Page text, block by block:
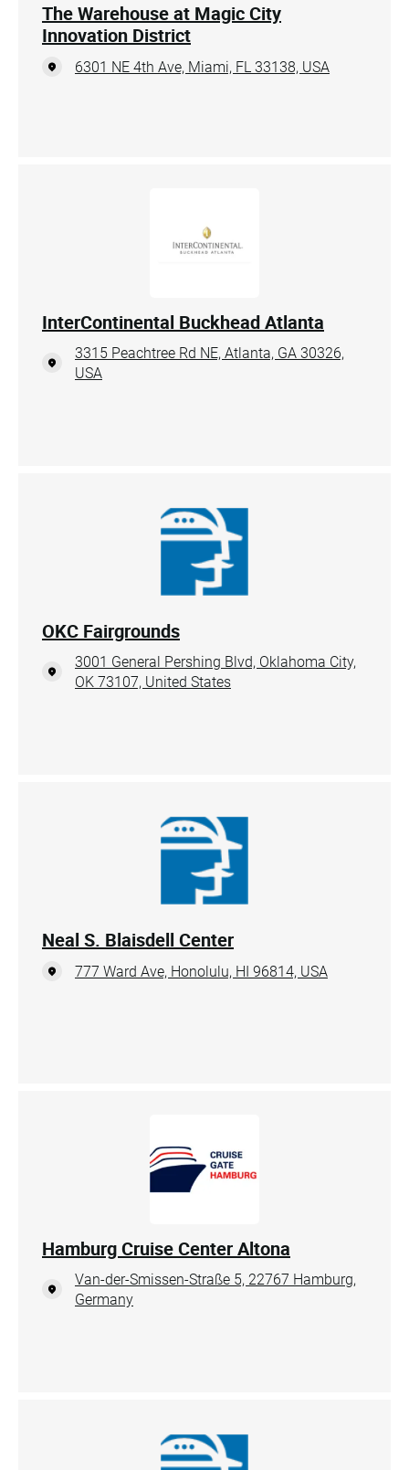
The Warehouse at Magic City
Innovation District
6301 NE 4th Ave, Miami, FL 33138, USA
InterContinental Buckhead Atlanta
3315 Peachtree Rd NE, Atlanta, GA 30326,
USA
OKC Fairgrounds
3001 General Pershing Blvd, Oklahoma City,
OK 73107, United States
Neal S. Blaisdell Center
777 Ward Ave, Honolulu, HI 96814, USA
Hamburg Cruise Center Altona
Van-der-Smissen-Straße 5, 22767 Hamburg,
Germany